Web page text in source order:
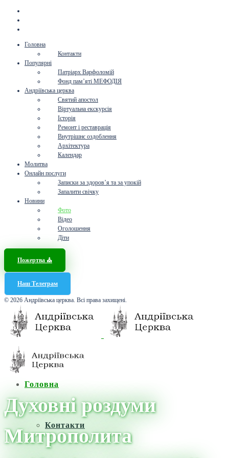
Головна
Контакти
Популярні
Патріарх Варфоломій
Фонд пам’яті МЕФОДІЯ
Андріївська церква
Святий апостол
Віртуальна екскурсія
Історія
Ремонт і реставрація
Внутрішнє оздоблення
Архітектура
Календар
Молитва
Онлайн послуги
Записки за здоров’я та за упокій
Запалити свічку
Новини
Фото
Відео
Оголошення
Діти
Пожертва ⛪️
Наш Телеграм
© 2026 Андріївська церква. Всі права захищені.
Головна
Контакти
Духовні роздуми
Митрополита